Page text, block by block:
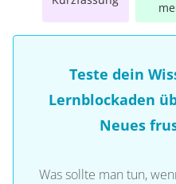
Teste dein
Lernblockaden
Neues
Was sollte man tun,